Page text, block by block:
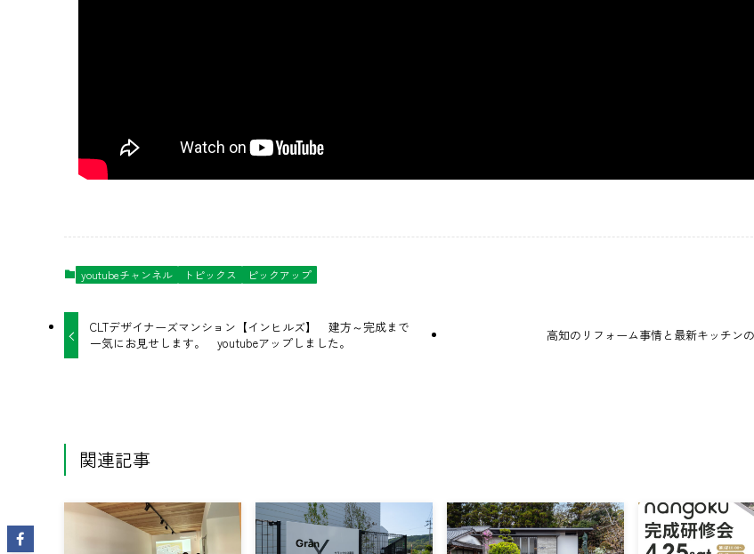
youtubeチャンネル トピックス ピックアップ
CLTデザイナーズマンション【インヒルズ】 建方～完成まで
一気にお見せします。 youtubeアップしました。
高知のリフォーム事情と最新キッチン
関連記事